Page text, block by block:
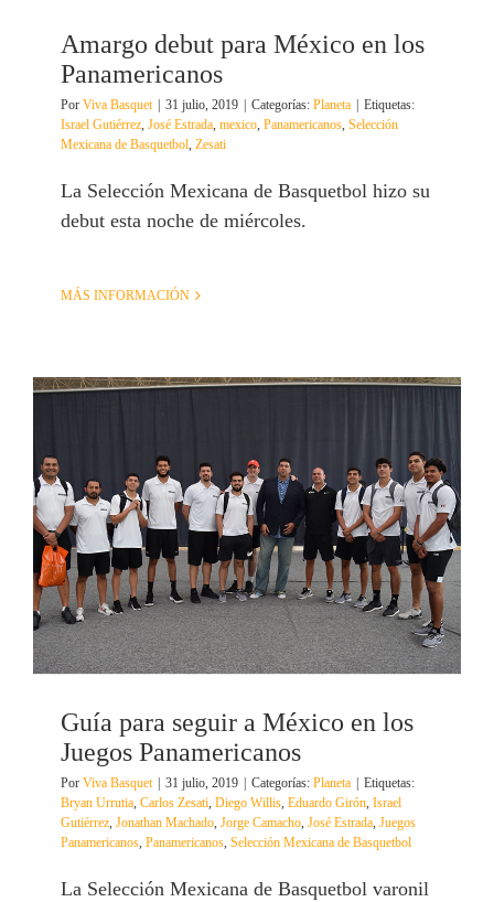
Amargo debut para México en los
Panamericanos
Por Viva Basquet 31 julio, 2019 Categorías: Planeta
Etiquetas:
Israel Gutiérrez, José Estrada, mexico, Panamericanos, Selección
Mexicana de Basquetbol, Zesati
La Selección Mexicana de Basquetbol hizo su
debut esta noche de miércoles.
MÁS INFORMACIÓN
Guía para seguir a México en los
Juegos Panamericanos
Por Viva Basquet 31 julio, 2019 Categorías: Planeta
Etiquetas:
Bryan Urrutia, Carlos Zesati, Diego Willis, Eduardo Girón, Israel
Gutiérrez, Jonathan Machado, Jorge Camacho, José Estrada, Juegos
Panamericanos, Panamericanos, Selección Mexicana de Basquetbol
La Selección Mexicana de Basquetbol varonil